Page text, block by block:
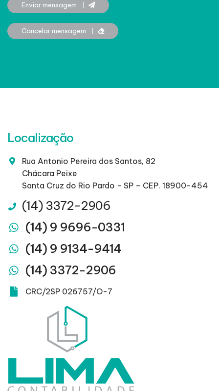
Enviar mensagem
Cancelar mensagem
Localização
Rua Antonio Pereira dos Santos, 82
Chácara Peixe
Santa Cruz do Rio Pardo - SP – CEP. 18900-454
(14) 3372-2906
(14) 9 9696-0331
(14) 9 9134-9414
(14) 3372-2906
CRC/2SP 026757/O-7